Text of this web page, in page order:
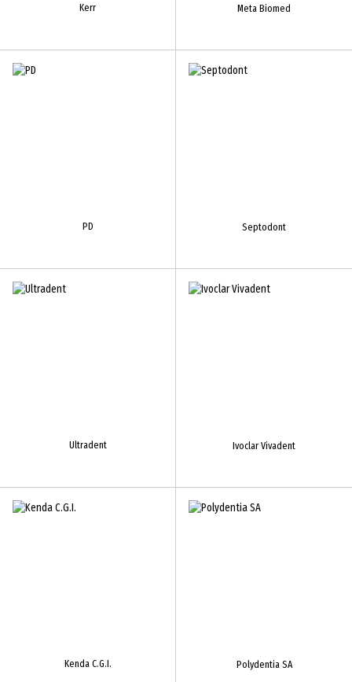
Kerr Meta Biomed
PD Septodont
Ultradent Ivoclar Vivadent
Kenda C.G.I. Polydentia SA